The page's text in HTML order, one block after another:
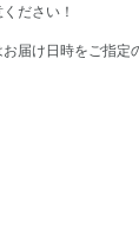
ださい！
届け日時をご指定